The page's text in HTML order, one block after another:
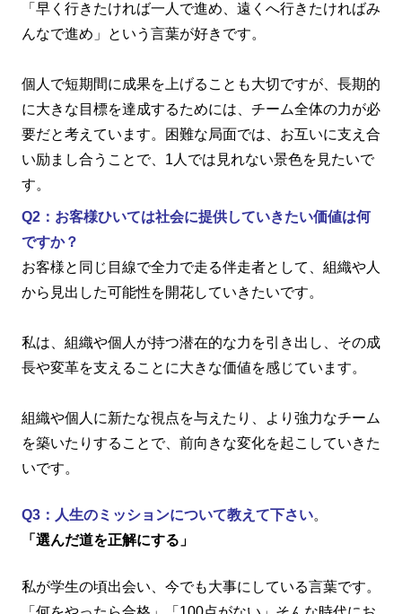
「早く行きたければ一人で進め、遠くへ行きたければみ
んなで進め」という言葉が好きです。
個人で短期間に成果を上げることも大切ですが、長期的
に大きな目標を達成するためには、チーム全体の力が必
要だと考えています。困難な局面では、お互いに支え合
い励まし合うことで、1人では見れない景色を見たいで
す。
Q2：お客様ひいては社会に提供していきたい価値は何
ですか？
お客様と同じ目線で全力で走る伴走者として、組織や人
から見出した可能性を開花していきたいです。
私は、組織や個人が持つ潜在的な力を引き出し、その成
長や変革を支えることに大きな価値を感じています。
組織や個人に新たな視点を与えたり、より強力なチーム
を築いたりすることで、前向きな変化を起こしていきた
いです。
Q3：人生のミッションについて教えて下さい。
「選んだ道を正解にする」
私が学生の頃出会い、今でも大事にしている言葉です。